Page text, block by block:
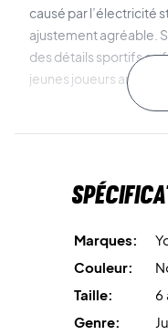
causé par l’électricité
ajustement agréable.
des détails sportifs en
jeunes joueurs
votre Yonex Junior T-
Couleur : Noir et rose.
Matériau : 100 %
Marques:
Couleur:
Taille:
6
Genre: